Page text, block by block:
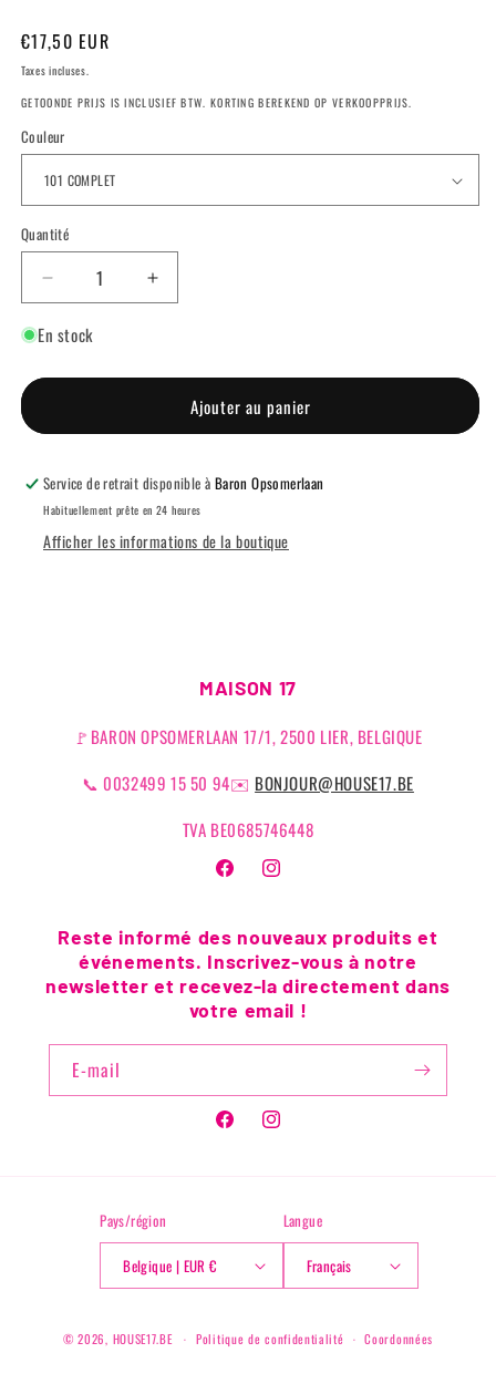
Prix
habituel
€17,50 EUR
Taxes incluses.
GETOONDE PRIJS IS INCLUSIEF BTW. KORTING BEREKEND OP VERKOOPPRIJS.
Couleur
Quantité
Réduire
la
quantité
HYDRAMORPHOSIS
LÈVRES
TEINTÉ
Augmenter
la
HYDRAMORPHOSIS
LÈVRES
TEINTÉ
En stock
Ajouter au panier
Service de retrait disponible à Baron Opsomerlaan
Habituellement prête en 24 heures
Afficher les informations de la boutique
MAISON 17
🚩BARON OPSOMERLAAN 17/1, 2500 LIER, BELGIQUE
📞 0032499 15 50 94✉️ BONJOUR@HOUSE17.BE
TVA BE0685746448
FacebookInstagram
Reste informé des nouveaux produits et
événements. Inscrivez-vous à notre
newsletter et recevez-la directement dans
votre email !
E-mail
FacebookInstagram
Pays/région
Belgique | EUR €
Langue
Français
© 2026, HOUSE17.BE Politique de confidentialité Coordonnées